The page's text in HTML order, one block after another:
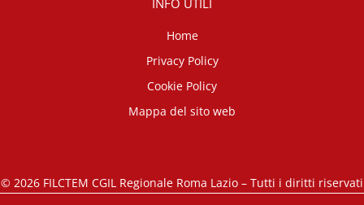
INFO UTILI
Home
Privacy Policy
Cookie Policy
Mappa del sito web
© 2026 FILCTEM CGIL Regionale Roma Lazio – Tutti i diritti riservati